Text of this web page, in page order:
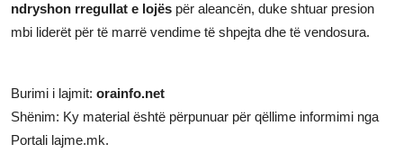
ndryshon rregullat e lojës për aleancën, duke shtuar presion
mbi liderët për të marrë vendime të shpejta dhe të vendosura.
Burimi i lajmit: orainfo.net
Shënim: Ky material është përpunuar për qëllime informimi nga
Portali lajme.mk.